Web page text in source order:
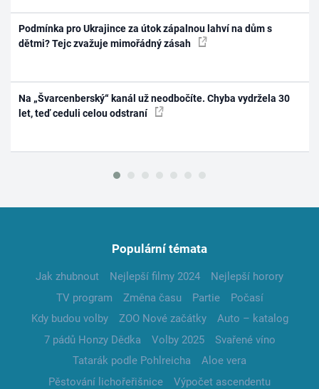
Podmínka pro Ukrajince za útok zápalnou lahví na dům s
dětmi? Tejc zvažuje mimořádný zásah
Na „Švarcenberský“ kanál už neodbočíte. Chyba vydržela 30
let, teď ceduli celou odstraní
Populární témata
Jak zhubnout Nejlepší filmy 2024
Nejlepší horory
TV program
Změna času Partie
Počasí
Kdy budou volby
ZOO Nové začátky
Auto – katalog
7 pádů Honzy Dědka
Volby 2025
Svařené víno
Tatarák podle Pohlreicha
Aloe vera
Pěstování lichořeřišnice
Výpočet ascendentu